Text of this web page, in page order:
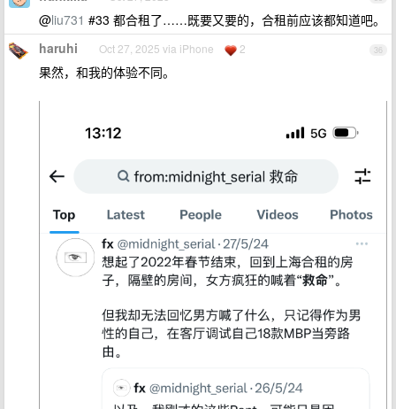
@liu731 #33 都合租了……既要又要的，合租前应该都知道吧。
36
haruhi Oct 27, 2025 via iPhone 2
果然，和我的体验不同。